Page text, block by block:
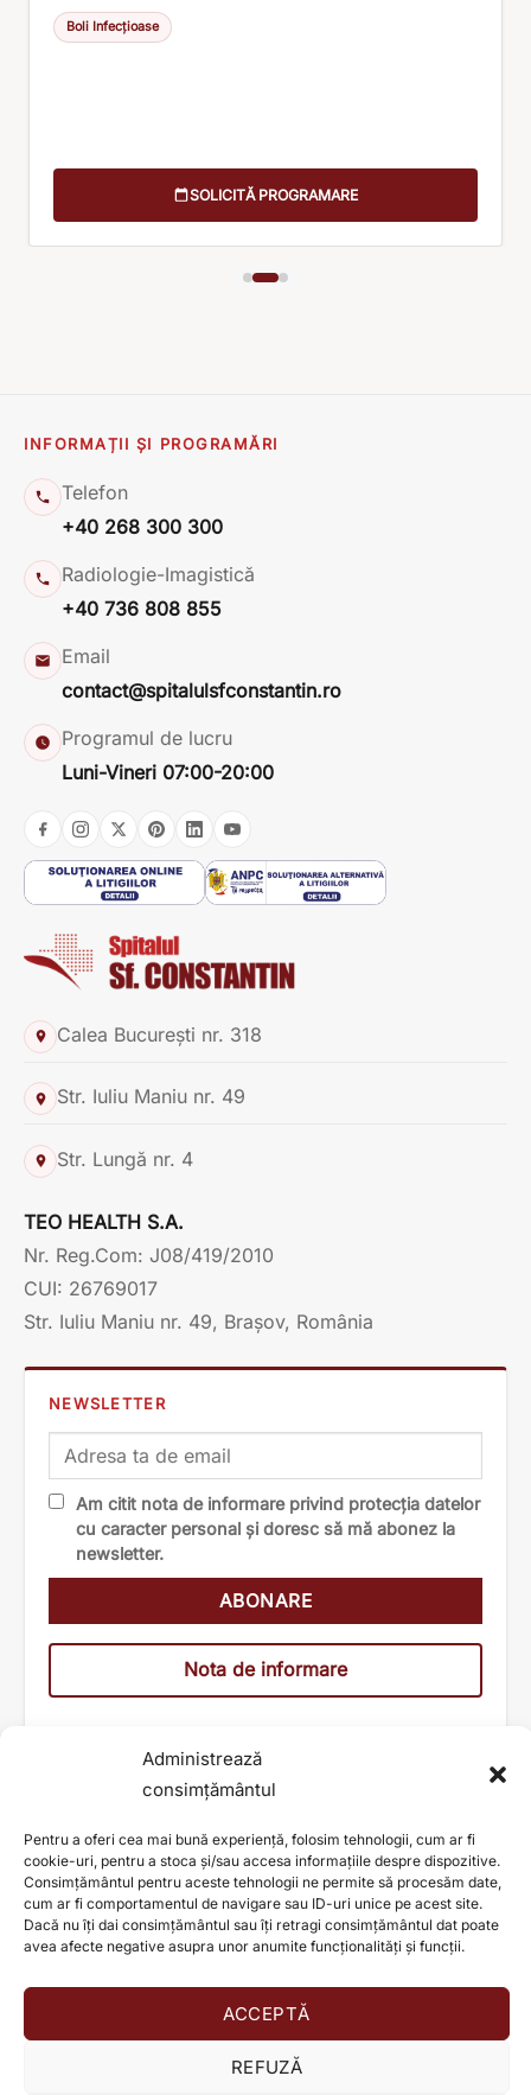
Administrează
consimțământul
Pentru a oferi cea mai bună experiență, folosim tehnologii, cum ar fi
cookie-uri, pentru a stoca și/sau accesa informațiile despre dispozitive.
Consimțământul pentru aceste tehnologii ne permite să procesăm date,
cum ar fi comportamentul de navigare sau ID-uri unice pe acest site.
Dacă nu îți dai consimțământul sau îți retragi consimțământul dat poate
avea afecte negative asupra unor anumite funcționalități și funcții.
ACCEPTĂ
REFUZĂ
Boli Infecțioase
SOLICITĂ PROGRAMARE
INFORMAȚII ȘI PROGRAMĂRI
Telefon
+40 268 300 300
Radiologie-Imagistică
+40 736 808 855
Email
contact@spitalulsfconstantin.ro
Programul de lucru
Luni-Vineri 07:00-20:00
Calea București nr. 318
Str. Iuliu Maniu nr. 49
Str. Lungă nr. 4
TEO HEALTH S.A.
Nr. Reg.Com: J08/419/2010
CUI: 26769017
Str. Iuliu Maniu nr. 49, Brașov, România
NEWSLETTER
Am citit nota de informare privind protecția datelor
cu caracter personal și doresc să mă abonez la
newsletter.
Nota de informare
AJUTĂ ȘI TU LA SCHIMBAREA UNEI VIEȚI!